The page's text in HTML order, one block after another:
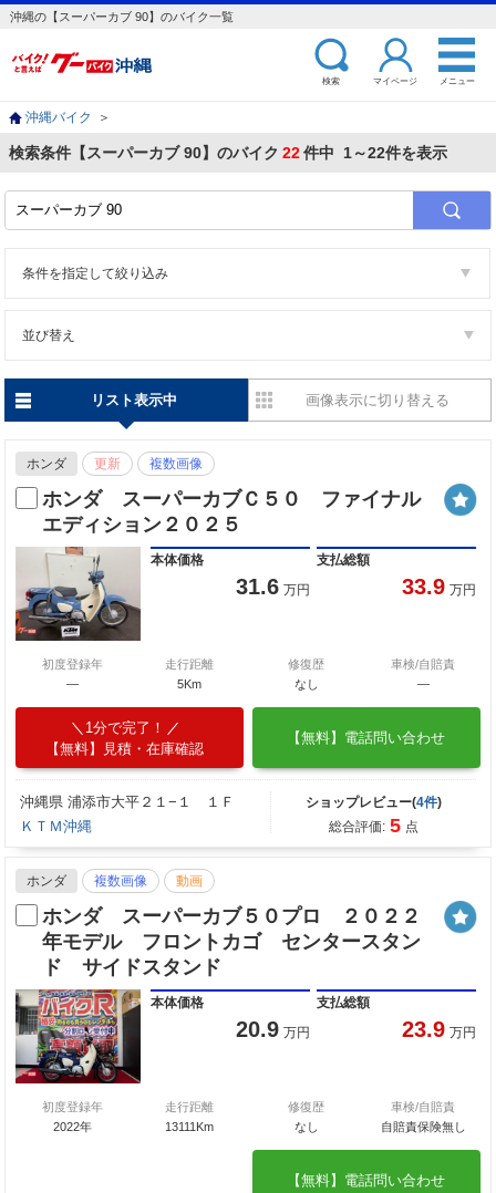
沖縄の【スーパーカブ 90】のバイク一覧
検索 マイページ メニュー
沖縄バイク ＞
検索条件【スーパーカブ 90】のバイク 22件中 1～22件を表示
条件を指定して絞り込み
並び替え
リスト表示中 画像表示に切り替える
ホンダ 更新 複数画像
ホンダ スーパーカブＣ５０ ファイナル
エディション２０２５
本体価格
31.6 万円
支払総額
33.9 万円
初度登録年
—
走行距離
5Km
修復歴
なし
車検/自賠責
―
1分で完了！
【無料】見積・在庫確認
【無料】電話問い合わせ
沖縄県 浦添市大平２１−１ １Ｆ
ＫＴＭ沖縄
ショップレビュー(4件)
総合評価: 5 点
ホンダ 複数画像 動画
ホンダ スーパーカブ５０プロ ２０２２
年モデル フロントカゴ センタースタン
ド サイドスタンド
本体価格
20.9 万円
支払総額
23.9 万円
初度登録年
2022年
走行距離
13111Km
修復歴
なし
車検/自賠責
自賠責保険無し
【無料】電話問い合わせ